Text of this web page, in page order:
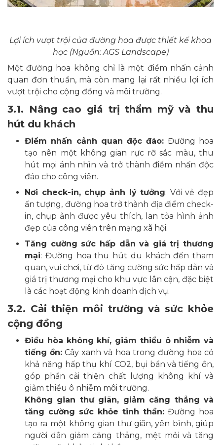
Lợi ích vượt trội của đường hoa được thiết kế khoa
học (Nguồn: AGS Landscape)
Một đường hoa không chỉ là một điểm nhấn cảnh
quan đơn thuần, mà còn mang lại rất nhiều lợi ích
vượt trội cho cộng đồng và môi trường.
3.1. Nâng cao giá trị thẩm mỹ và thu
hút du khách
Điểm nhấn cảnh quan độc đáo: Đường hoa
tạo nên một không gian rực rỡ sắc màu, thu
hút mọi ánh nhìn và trở thành điểm nhấn độc
đáo cho công viên.
Nơi check-in, chụp ảnh lý tưởng: Với vẻ đẹp
ấn tượng, đường hoa trở thành địa điểm check-
in, chụp ảnh được yêu thích, lan tỏa hình ảnh
đẹp của công viên trên mạng xã hội.
Tăng cường sức hấp dẫn và giá trị thương
mại: Đường hoa thu hút du khách đến tham
quan, vui chơi, từ đó tăng cường sức hấp dẫn và
giá trị thương mại cho khu vực lân cận, đặc biệt
là các hoạt động kinh doanh dịch vụ.
3.2. Cải thiện môi trường và sức khỏe
cộng đồng
Điều hòa không khí, giảm thiểu ô nhiễm và
tiếng ồn: Cây xanh và hoa trong đường hoa có
khả năng hấp thụ khí CO2, bụi bẩn và tiếng ồn,
góp phần cải thiện chất lượng không khí và
giảm thiểu ô nhiễm môi trường.
Không gian thư giãn, giảm căng thẳng và
tăng cường sức khỏe tinh thần: Đường hoa
tạo ra một không gian thư giãn, yên bình, giúp
người dân giảm căng thẳng, mệt mỏi và tăng